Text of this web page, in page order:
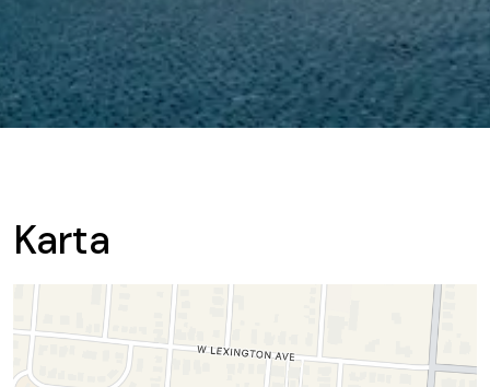
Karta